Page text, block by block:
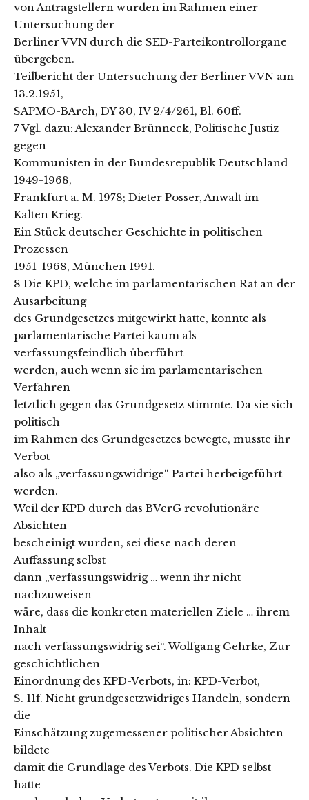
von Antragstellern wurden im Rahmen einer
Untersuchung der
Berliner VVN durch die SED-Parteikontrollorgane
übergeben.
Teilbericht der Untersuchung der Berliner VVN am
13.2.1951,
SAPMO-BArch, DY 30, IV 2/4/261, Bl. 60ff.
7 Vgl. dazu: Alexander Brünneck, Politische Justiz
gegen
Kommunisten in der Bundesrepublik Deutschland
1949-1968,
Frankfurt a. M. 1978; Dieter Posser, Anwalt im
Kalten Krieg.
Ein Stück deutscher Geschichte in politischen
Prozessen
1951-1968, München 1991.
8 Die KPD, welche im parlamentarischen Rat an der
Ausarbeitung
des Grundgesetzes mitgewirkt hatte, konnte als
parlamentarische Partei kaum als
verfassungsfeindlich überführt
werden, auch wenn sie im parlamentarischen
Verfahren
letztlich gegen das Grundgesetz stimmte. Da sie sich
politisch
im Rahmen des Grundgesetzes bewegte, musste ihr
Verbot
also als „verfassungswidrige“ Partei herbeigeführt
werden.
Weil der KPD durch das BVerG revolutionäre
Absichten
bescheinigt wurden, sei diese nach deren
Auffassung selbst
dann „verfassungswidrig … wenn ihr nicht
nachzuweisen
wäre, dass die konkreten materiellen Ziele … ihrem
Inhalt
nach verfassungswidrig sei“. Wolfgang Gehrke, Zur
geschichtlichen
Einordnung des KPD-Verbots, in: KPD-Verbot,
S. 11f. Nicht grundgesetzwidriges Handeln, sondern
die
Einschätzung zugemessener politischer Absichten
bildete
damit die Grundlage des Verbots. Die KPD selbst
hatte